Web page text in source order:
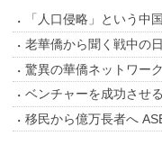
「人口侵略」という中
老華僑から聞く戦中の
驚異の華僑ネットワー
ベンチャーを成功させ
移民から億万長者へ